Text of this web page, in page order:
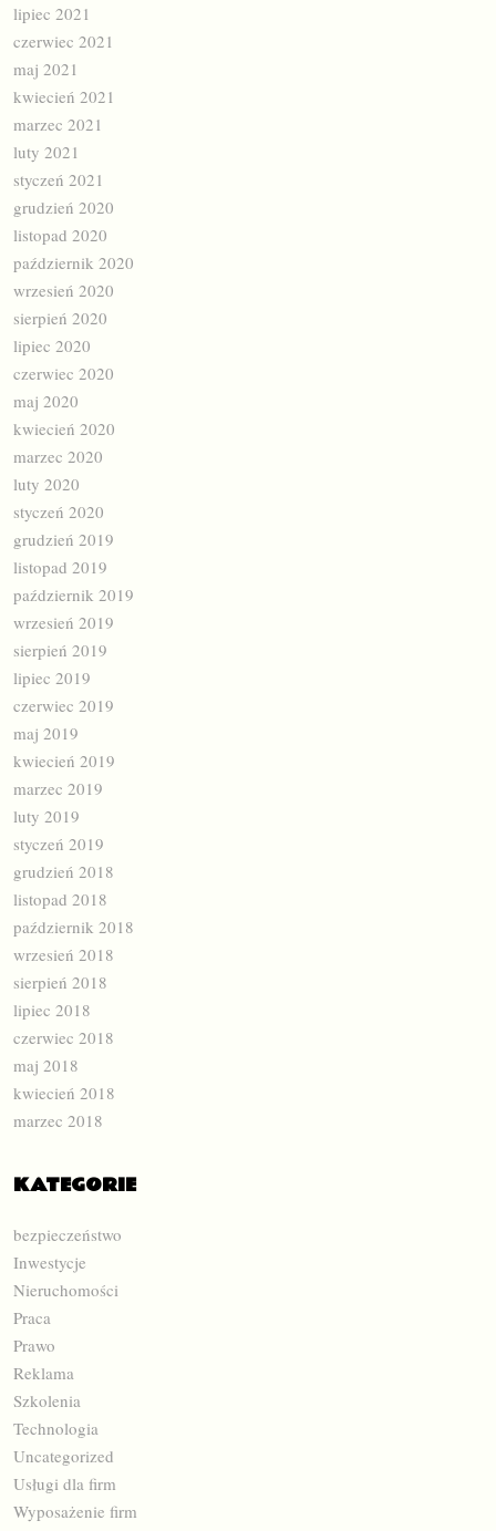
lipiec 2021
czerwiec 2021
maj 2021
kwiecień 2021
marzec 2021
luty 2021
styczeń 2021
grudzień 2020
listopad 2020
październik 2020
wrzesień 2020
sierpień 2020
lipiec 2020
czerwiec 2020
maj 2020
kwiecień 2020
marzec 2020
luty 2020
styczeń 2020
grudzień 2019
listopad 2019
październik 2019
wrzesień 2019
sierpień 2019
lipiec 2019
czerwiec 2019
maj 2019
kwiecień 2019
marzec 2019
luty 2019
styczeń 2019
grudzień 2018
listopad 2018
październik 2018
wrzesień 2018
sierpień 2018
lipiec 2018
czerwiec 2018
maj 2018
kwiecień 2018
marzec 2018
KATEGORIE
bezpieczeństwo
Inwestycje
Nieruchomości
Praca
Prawo
Reklama
Szkolenia
Technologia
Uncategorized
Usługi dla firm
Wyposażenie firm